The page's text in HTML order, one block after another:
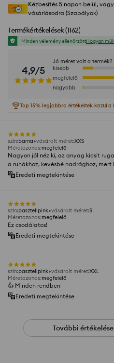
Kézbesítés 5 napon belül,
vásárlásodra (Szabályok)
Termékértékelések(1162)
Minden vélemény ellenőrzöttHogyan
4,9/5
Jó méret volt a termék?
kisebb
megfelelő
nagyobb
Top 15% legjobbra értékeltek közül a
szín:barna vásárolt méret:XXS
Méretazonos:megfelelő
Nagyon jól néz ki, az anyag kicsit
a ruhákhoz, kevésbé nadrághoz, mert
Eredeti megtekintése
szín:pasztellpink vásárolt méret:S
Méretazonos:megfelelő
Ez csodálatos!
Eredeti megtekintése
szín:pasztellpink vásárolt méret:XXL
Méretazonos:megfelelő
👍️ Minden rendben
Eredeti megtekintése
További